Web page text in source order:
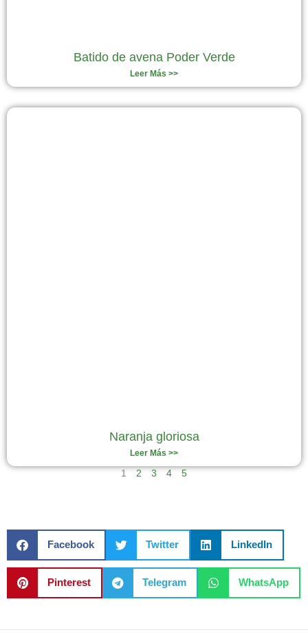
Batido de avena Poder Verde
Leer Más >>
Naranja gloriosa
Leer Más >>
1 2 3 4 5
Facebook Twitter LinkedIn
Pinterest Telegram WhatsApp